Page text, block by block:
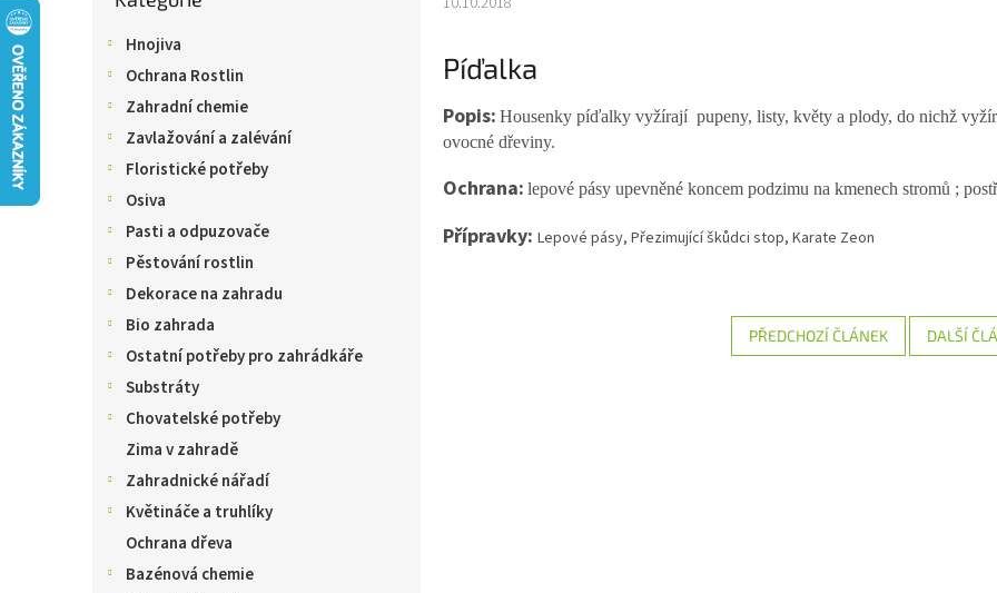
Hnojiva
Ochrana Rostlin
Zahradní chemie
Zavlažování a zalévání
Floristické potřeby
Osiva
Pasti a odpuzovače
Pěstování rostlin
Dekorace na zahradu
Bio zahrada
Ostatní potřeby pro zahrádkáře
Substráty
Chovatelské potřeby
Zima v zahradě
Zahradnické nářadí
Květináče a truhlíky
Ochrana dřeva
Bazénová chemie
Píďalka
Popis: Housenky píďalky vyžírají pupeny, listy, květy a plody, do nichž
ovocné dřeviny.
Ochrana: lepové pásy upevněné koncem podzimu na kmenech stromů ;
Přípravky: Lepové pásy, Přezimující škůdci stop, Karate Zeon
PŘEDCHOZÍ ČLÁNEK DALŠÍ